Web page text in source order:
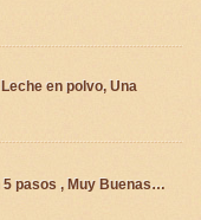
en polvo, Una
pasos , Muy Buenas…